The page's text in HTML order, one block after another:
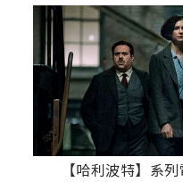
【哈利波特】系列